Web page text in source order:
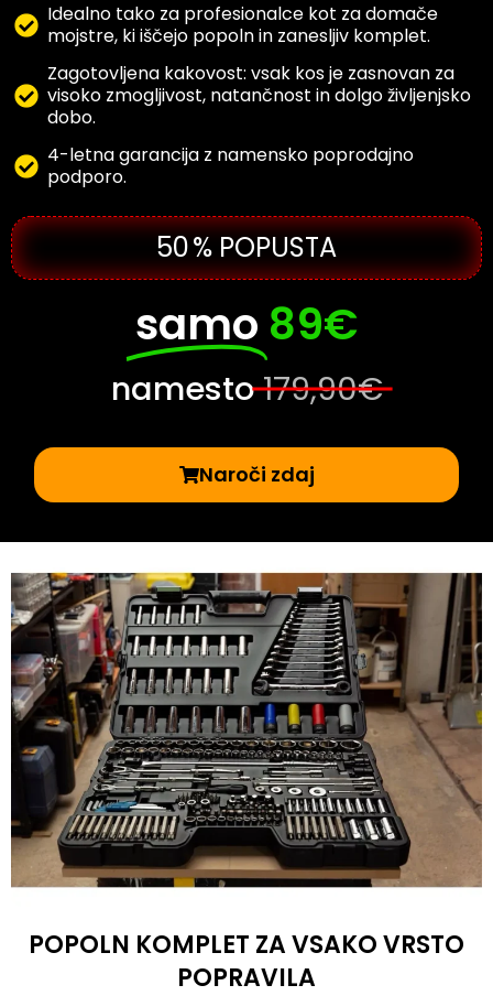
Idealno tako za profesionalce kot za domače
mojstre, ki iščejo popoln in zanesljiv komplet.
Zagotovljena kakovost: vsak kos je zasnovan za
visoko zmogljivost, natančnost in dolgo življenjsko
dobo.
4-letna garancija z namensko poprodajno
podporo.
50 % POPUSTA
samo 89€
namesto 179,90€
Naroči zdaj
POPOLN KOMPLET ZA VSAKO VRSTO
POPRAVILA